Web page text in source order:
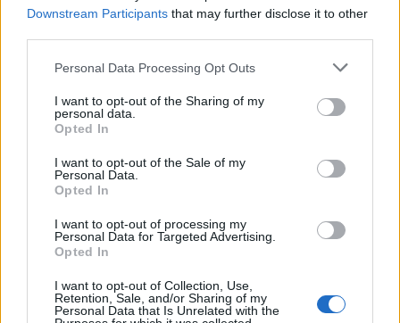
Downstream Participants that may further disclose it to other
Please note that this website/app uses one or more Google
not limited to your visit or usage behaviour. You may click to
grant or deny consent to Google and its third-party tags to
use your data for below specified purposes in below Google
consent section.
Personal Data Processing Opt Outs
I want to opt-out of the Sharing of my
personal data.
Opted In
I want to opt-out of the Sale of my
Personal Data.
Opted In
I want to opt-out of processing my
Personal Data for Targeted Advertising.
Opted In
I want to opt-out of Collection, Use,
Retention, Sale, and/or Sharing of my
Personal Data that Is Unrelated with the
Quienes somos
Señala una noticia
Síguenos en Facebook
Actualidad.es es la gran fuente de información social. Actualidad,
televisión, crónica, deportes, gente, política y todas las noticias sobre